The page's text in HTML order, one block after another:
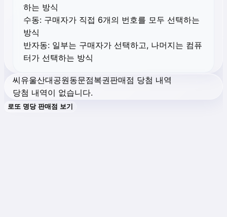
하는 방식
수동: 구매자가 직접 6개의 번호를 모두 선택하는
방식
반자동: 일부는 구매자가 선택하고, 나머지는 컴퓨
터가 선택하는 방식
씨유울산대공원동문점복권판매점 당첨 내역
당첨 내역이 없습니다.
로또 명당 판매점 보기